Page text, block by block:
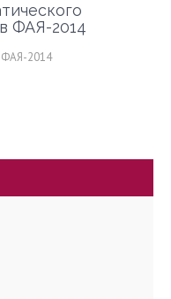
ФАЯ-2014
ФАЯ-2014